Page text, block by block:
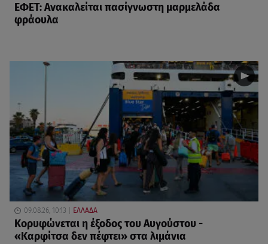
ΕΦΕΤ: Ανακαλείται πασίγνωστη μαρμελάδα
φράουλα
09.08.26, 10:13 ΕΛΛΑΔΑ
Κορυφώνεται η έξοδος του Αυγούστου -
«Καρφίτσα δεν πέφτει» στα λιμάνια